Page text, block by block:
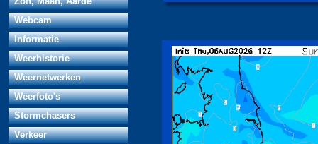
Webcam
Informatie
Weerhistorie
Weernetwerken
Weerfoto's
Stormchasers
Verkeer